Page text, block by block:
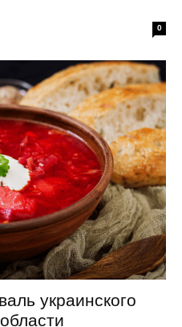
0
украинского